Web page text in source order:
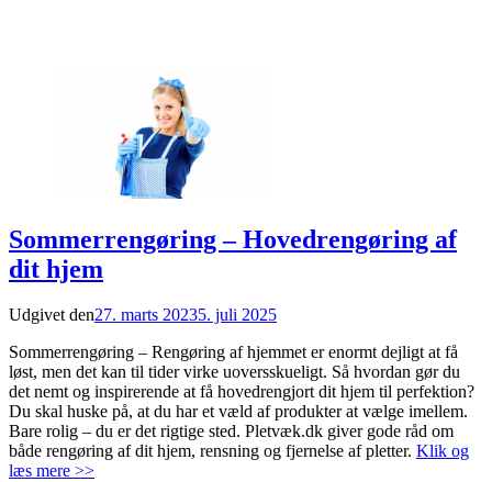
Sommerrengøring – Hovedrengøring af
dit hjem
Udgivet den27. marts 20235. juli 2025
Sommerrengøring – Rengøring af hjemmet er enormt dejligt at få
løst, men det kan til tider virke uoversskueligt. Så hvordan gør du
det nemt og inspirerende at få hovedrengjort dit hjem til perfektion?
Du skal huske på, at du har et væld af produkter at vælge imellem.
Bare rolig – du er det rigtige sted. Pletvæk.dk giver gode råd om
både rengøring af dit hjem, rensning og fjernelse af pletter. Klik og
læs mere >>